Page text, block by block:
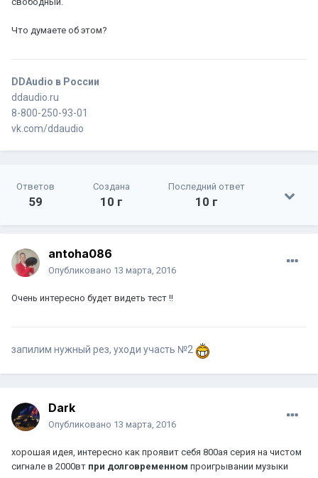
Что думаете об этом?
DDAudio в России
ddaudio.ru
8-800-250-93-01
vk.com/ddaudio
Ответов
59
Создана
10 г
Последний ответ
10 г
antoha086
Опубликовано 13 марта, 2016
Очень интересно будет видеть тест !!
запилим нужный рез, уходи участь №2
Dark
Опубликовано 13 марта, 2016
хорошая идея, интересно как проявит себя 800ая серия на чистом
сигнале в 2000вт при долговременном проигрывании музыки